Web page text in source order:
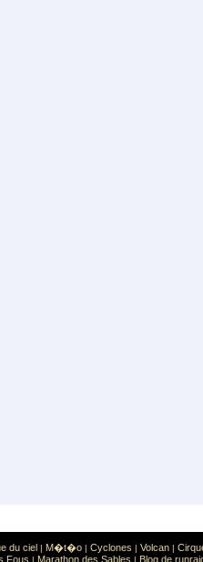
: Sports extr�mes
du ciel | M�t�o | Cyclones | Volcan |
Fous | Marathon des Sables | Blog de